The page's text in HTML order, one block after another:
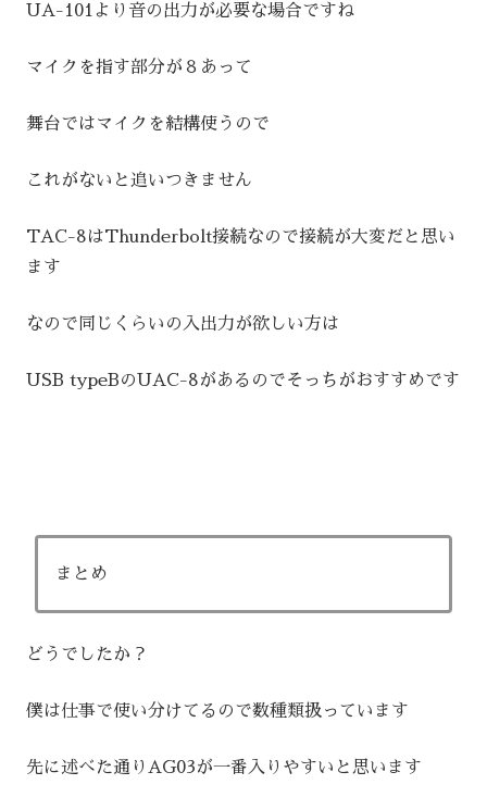
UA-101より音の出力が必要な場合ですね
マイクを指す部分が８あって
舞台ではマイクを結構使うので
これがないと追いつきません
TAC-8はThunderbolt接続なので接続が大変だと思い
ます
なので同じくらいの入出力が欲しい方は
USB typeBのUAC-8があるのでそっちがおすすめです
まとめ
どうでしたか？
僕は仕事で使い分けてるので数種類扱っています
先に述べた通りAG03が一番入りやすいと思います